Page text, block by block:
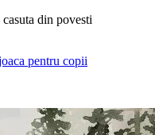
din povesti
pentru copii